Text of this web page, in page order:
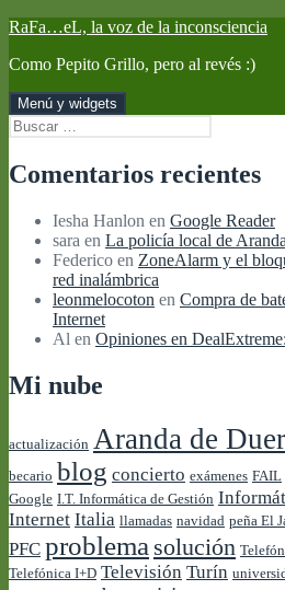
Saltar
contenido
RaFa…eL, la voz de la inconsciencia
Como Pepito Grillo, pero al revés :)
Menú y widgets
Buscar:
Comentarios recientes
Iesha Hanlon en Google Reader
sara en La policía local de
Federico en ZoneAlarm y el
red inalámbrica
leonmelocoton en Compra de
Internet
Al en Opiniones en
Mi nube
actualización Aranda de
becario blog concierto exámenes FAIL
Google I.T. Informática de Gestión
Internet Italia llamadas navidad peña El
PFC problema solución
Telefónica I+D Televisión Turín